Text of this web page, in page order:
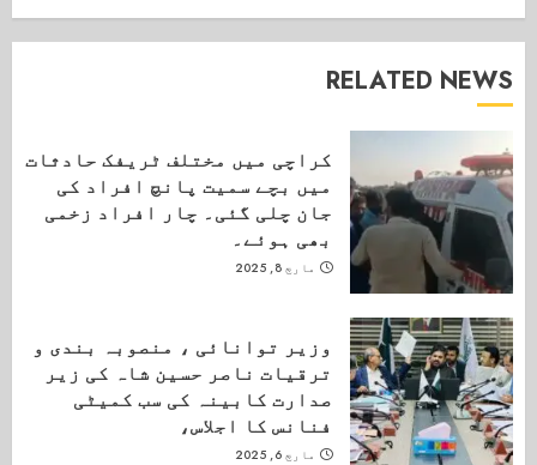
RELATED NEWS
کراچی میں مختلف ٹریفک حادثات
میں بچے سمیت پانچ افراد کی
جان چلی گئی۔ چار افراد زخمی
بھی ہوئے۔
مارچ 8, 2025
وزیر توانائی ، منصوبہ بندی و
ترقیات ناصر حسین شاہ کی زیر
صدارت کابینہ کی سب کمیٹی
فنانس کا اجلاس،
مارچ 6, 2025